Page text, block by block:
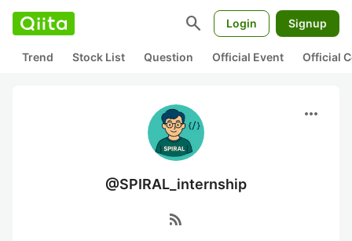
search Login Signup
Trend Stock List Question Official Event Official
more_horiz
@SPIRAL_internship
rss_feed